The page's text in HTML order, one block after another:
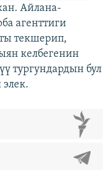
Айлана-
агенттиги
текшерип,
келбегенин
тургундардын бул